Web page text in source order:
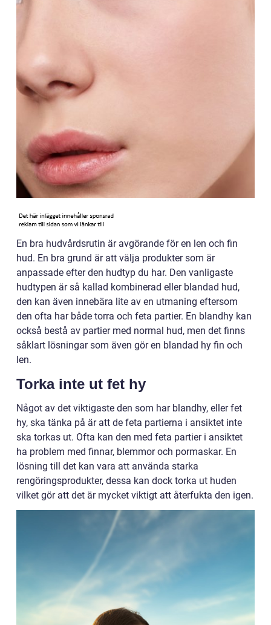
En bra hudvårdsrutin är avgörande för en len och fin
hud. En bra grund är att välja produkter som är
anpassade efter den hudtyp du har. Den vanligaste
hudtypen är så kallad kombinerad eller blandad hud,
den kan även innebära lite av en utmaning eftersom
den ofta har både torra och feta partier. En blandhy kan
också bestå av partier med normal hud, men det finns
såklart lösningar som även gör en blandad hy fin och
len.
Torka inte ut fet hy
Något av det viktigaste den som har blandhy, eller fet
hy, ska tänka på är att de feta partierna i ansiktet inte
ska torkas ut. Ofta kan den med feta partier i ansiktet
ha problem med finnar, blemmor och pormaskar. En
lösning till det kan vara att använda starka
rengöringsprodukter, dessa kan dock torka ut huden
vilket gör att det är mycket viktigt att återfukta den igen.